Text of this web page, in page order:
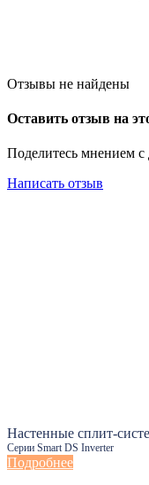
Отзывы не найдены
Оставить отзыв на
Поделитесь мнением
Написать отзыв
Настенные сплит-
Серии Smart DS Inverter
Подробнее